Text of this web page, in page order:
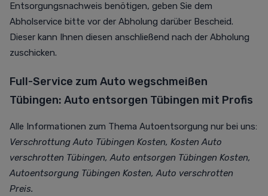
Entsorgungsnachweis benötigen, geben Sie dem
Abholservice bitte vor der Abholung darüber Bescheid.
Dieser kann Ihnen diesen anschließend nach der Abholung
zuschicken.
Full-Service zum Auto wegschmeißen
Tübingen: Auto entsorgen Tübingen mit Profis
Alle Informationen zum Thema Autoentsorgung nur bei uns:
Verschrottung Auto Tübingen Kosten, Kosten Auto
verschrotten Tübingen, Auto entsorgen Tübingen Kosten,
Autoentsorgung Tübingen Kosten, Auto verschrotten
Preis.